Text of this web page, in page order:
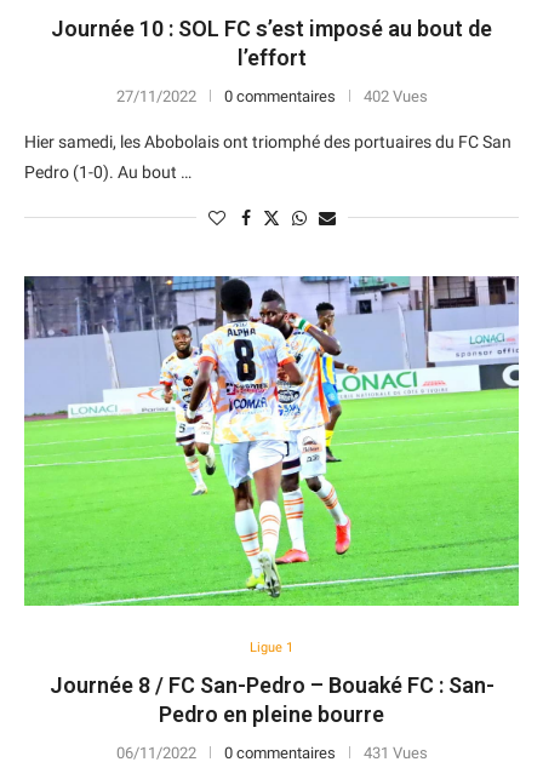
Journée 10 : SOL FC s’est imposé au bout de
l’effort
27/11/2022 0 commentaires 402 Vues
Hier samedi, les Abobolais ont triomphé des portuaires du FC San
Pedro (1-0). Au bout …
Ligue 1
Journée 8 / FC San-Pedro – Bouaké FC : San-
Pedro en pleine bourre
06/11/2022 0 commentaires 431 Vues